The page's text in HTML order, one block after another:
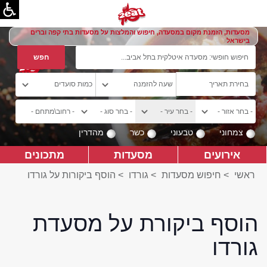
מסעדות, הזמנת מקום במסעדה, חיפוש והמלצות על מסעדות בתי קפה וברים
בישראל
צמחוני טבעוני כשר מהדרין
אירועים מסעדות מתכונים
ראשי > חיפוש מסעדות > גורדו > הוסף ביקורות על גורדו
הוסף ביקורת על מסעדת
גורדו